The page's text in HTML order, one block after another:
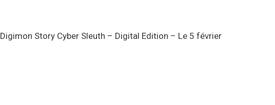
Digimon Story Cyber Sleuth – Digital Edition – Le 5 février